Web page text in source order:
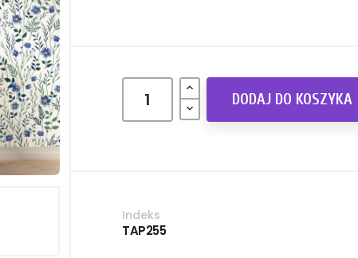
DODAJ DO KOSZYKA
Indeks
TAP255